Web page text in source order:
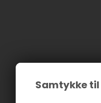
Samtykke